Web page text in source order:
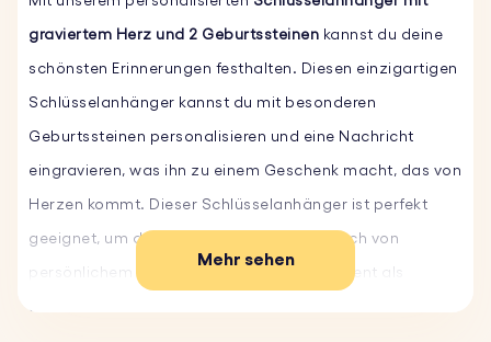
graviertem Herz und 2 Geburtssteinen kannst du deine
schönsten Erinnerungen festhalten. Diesen einzigartigen
Schlüsselanhänger kannst du mit besonderen
Geburtssteinen personalisieren und eine Nachricht
eingravieren, was ihn zu einem Geschenk macht, das von
Herzen kommt. Dieser Schlüsselanhänger ist perfekt
geeignet, um deinen Schlüsseln einen Hauch von
persönlichem Schmuck zu verleihen und dient als
schöne Erinnerung an deine kostbaren Momente.
Mehr sehen